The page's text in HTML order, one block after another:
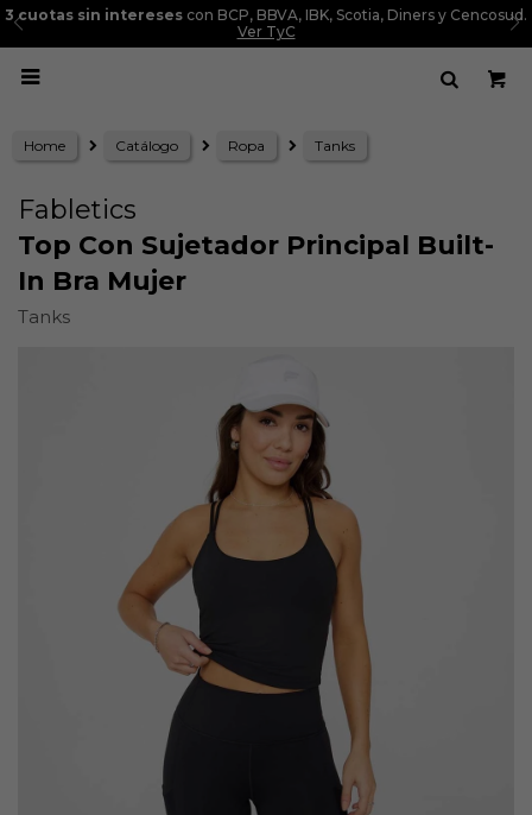
3 cuotas sin intereses con BCP, BBVA, IBK, Scotia, Diners y Cencosud.
Ver TyC

Home Catálogo Ropa Tanks
Fabletics
Top Con Sujetador Principal Built-
In Bra Mujer
Tanks